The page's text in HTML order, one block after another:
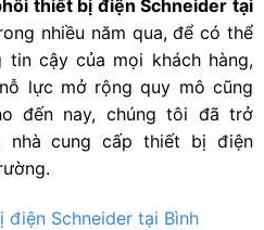
thiết bị điện Schneider tại
nhiều năm qua, để có thể
cậy của mọi khách hàng,
lực mở rộng quy mô cũng
đến nay, chúng tôi đã trở
nhà cung cấp thiết bị điện
điện Schneider tại Bình